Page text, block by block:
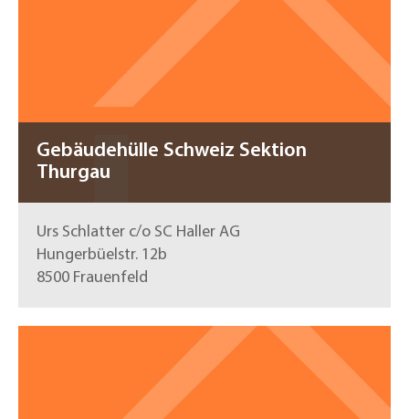
Gebäudehülle Schweiz Sektion
Thurgau
Urs Schlatter c/o SC Haller AG
Hungerbüelstr. 12b
8500 Frauenfeld